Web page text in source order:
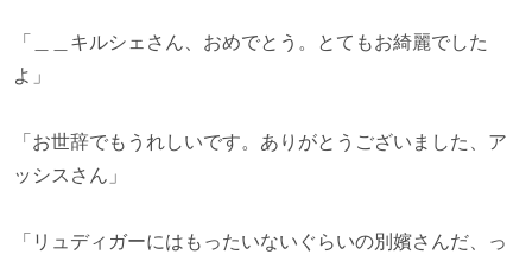
「＿＿キルシェさん、おめでとう。とてもお綺麗でした
よ」
「お世辞でもうれしいです。ありがとうございました、ア
ッシスさん」
「リュディガーにはもったいないぐらいの別嬪さんだ、っ